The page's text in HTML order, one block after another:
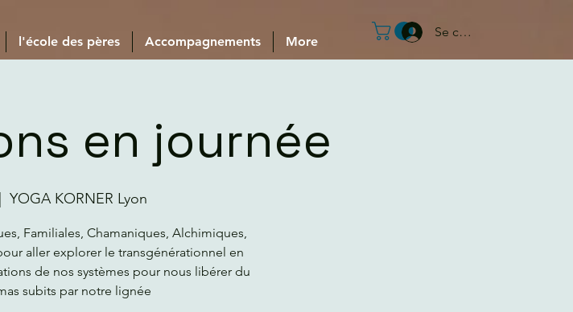
Se connecter
l'école des pères Accompagnements More
en journée
YOGA KORNER Lyon
Familiales, Chamaniques, Alchimiques,
aller explorer le transgénérationnel en
de nos systèmes pour nous libérer du